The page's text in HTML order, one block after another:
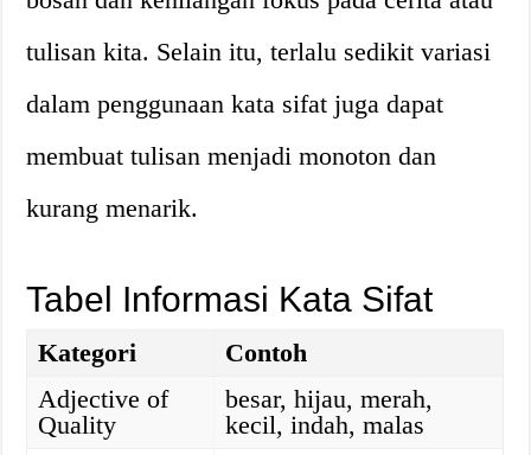
tulisan kita. Selain itu, terlalu sedikit variasi
dalam penggunaan kata sifat juga dapat
membuat tulisan menjadi monoton dan
kurang menarik.
Tabel Informasi Kata Sifat
Kategori
Contoh
Adjective of
Quality
besar, hijau, merah,
kecil, indah, malas